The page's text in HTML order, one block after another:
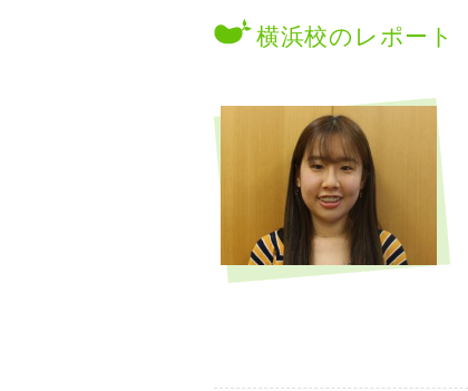
横浜校のレポート